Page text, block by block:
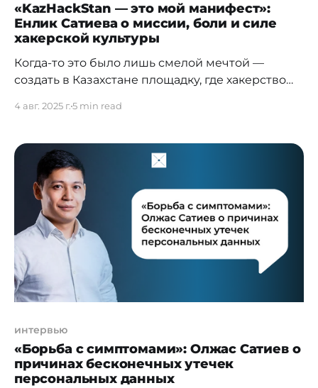
«KazHackStan — это мой манифест»:
Енлик Сатиева о миссии, боли и силе
хакерской культуры
Когда-то это было лишь смелой мечтой —
создать в Казахстане площадку, где хакерство
нелегальностью, а станет культурой, языком
талантов. Сегодня KazHackStan — это не просто
форум, а целое движение, которое меняет
восприятие технологий и кибербезопасности.
Енлик Сатиева, продюсер и «сердце» проекта,
говорит о
4 авг. 2025 г.5 min read
интервью
«Борьба с симптомами»: Олжас Сатиев о
причинах бесконечных утечек
персональных данных